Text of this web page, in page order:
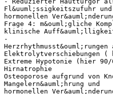
Fl&uuml;ssigkeitszufuhr
hormonellen
Frage 4: m&ouml;gliche
klinische
-
Herzrhythmusst&ouml;rungen
Elektrolytverschiebungen (
Extreme Hypotonie (hier 90/
Hirnatrophie
Osteoporose aufgrund von
Mangelern&auml;hrung und
hormonellen